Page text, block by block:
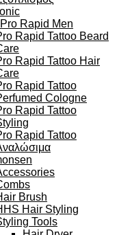
Rapid Men
Rapid Tattoo Beard
Rapid Tattoo Hair
Rapid Tattoo
Cologne
Rapid Tattoo
Rapid Tattoo
Brush
Hair Styling
Tools